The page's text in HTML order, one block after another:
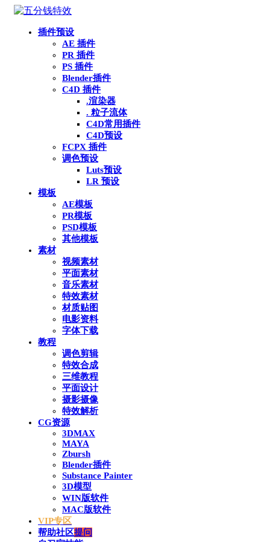
插件预设
AE 插件
PR 插件
PS 插件
Blender插件
C4D 插件
.渲染器
. 粒子流体
C4D常用插件
C4D预设
FCPX 插件
调色预设
Luts预设
LR 预设
模板
AE模板
PR模板
PSD模板
其他模板
素材
视频素材
平面素材
音乐素材
特效素材
材质贴图
电影资料
字体下载
教程
调色剪辑
特效合成
三维教程
平面设计
摄影摄像
特效解析
CG资源
3DMAX
MAYA
Zbursh
Blender插件
Substance Painter
3D模型
WIN版软件
MAC版软件
VIP专区
帮助社区提问